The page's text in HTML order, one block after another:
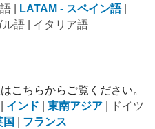
|
LATAM - スペイン語|
ル語 | イタリア語​​​​
こちらからご覧ください。​​
インド 東南アジア | ​​ドイツ
国 フランス